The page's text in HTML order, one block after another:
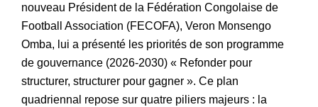
nouveau Président de la Fédération Congolaise de
Football Association (FECOFA), Veron Monsengo
Omba, lui a présenté les priorités de son programme
de gouvernance (2026-2030) « Refonder pour
structurer, structurer pour gagner ». Ce plan
quadriennal repose sur quatre piliers majeurs : la